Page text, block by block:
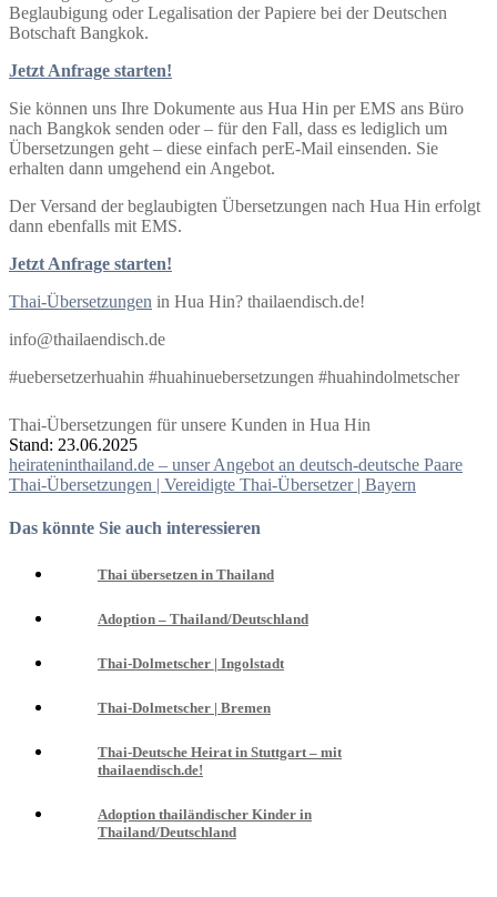
Beglaubigung oder Legalisation der Papiere bei der Deutschen
Botschaft Bangkok.
Jetzt Anfrage starten!
Sie können uns Ihre Dokumente aus Hua Hin per EMS ans Büro
nach Bangkok senden oder – für den Fall, dass es lediglich um
Übersetzungen geht – diese einfach perE-Mail einsenden. Sie
erhalten dann umgehend ein Angebot.
Der Versand der beglaubigten Übersetzungen nach Hua Hin erfolgt
dann ebenfalls mit EMS.
Jetzt Anfrage starten!
Thai-Übersetzungen in Hua Hin? thailaendisch.de!
info@thailaendisch.de
#uebersetzerhuahin #huahinuebersetzungen #huahindolmetscher
Thai-Übersetzungen für unsere Kunden in Hua Hin
Stand: 23.06.2025
Beitragsnavigation
heirateninthailand.de – unser Angebot an deutsch-deutsche Paare
Thai-Übersetzungen | Vereidigte Thai-Übersetzer | Bayern
Das könnte Sie auch interessieren
Thai übersetzen in Thailand
Adoption – Thailand/Deutschland
Thai-Dolmetscher | Ingolstadt
Thai-Dolmetscher | Bremen
Thai-Deutsche Heirat in Stuttgart – mit
thailaendisch.de!
Adoption thailändischer Kinder in
Thailand/Deutschland